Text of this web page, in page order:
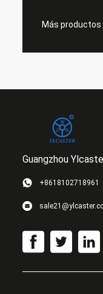
Más productos
Guangzhou
+8618102718961